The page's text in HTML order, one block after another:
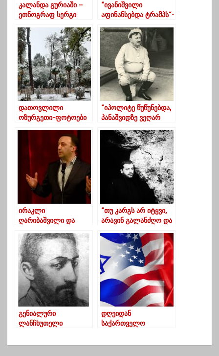
კალანდა გურიაში –
ეთნოგრაფ სერგი
მოგონებებიდან
“ივანიშვილი
აფინანსებდა ტრამპს“-
დათოვლილი
ოზურგეთი-ფოტოები
“იპოლიტე წუწუნებდა,
პანაშვიდზე ვეღარ
დამინახავენ,
ჭირისუფალიც კი
სიცილით იგუდებაო”
ირაკლი
ღარიბაშვილი და
წევრები ოზურგეთის
თეატრის გახსნას
დაესწრნენ
“თუ კარგს არ იტყვი,
არავინ გალანძღო და
ფერხულში სხვებიც არ
ჩააბა, თორემ შენც
იგივე ფაქტის წინაშე
აღმოჩნდები…”
გენიალური
ლანჩხუთელი
დღეიდან
საქართველო